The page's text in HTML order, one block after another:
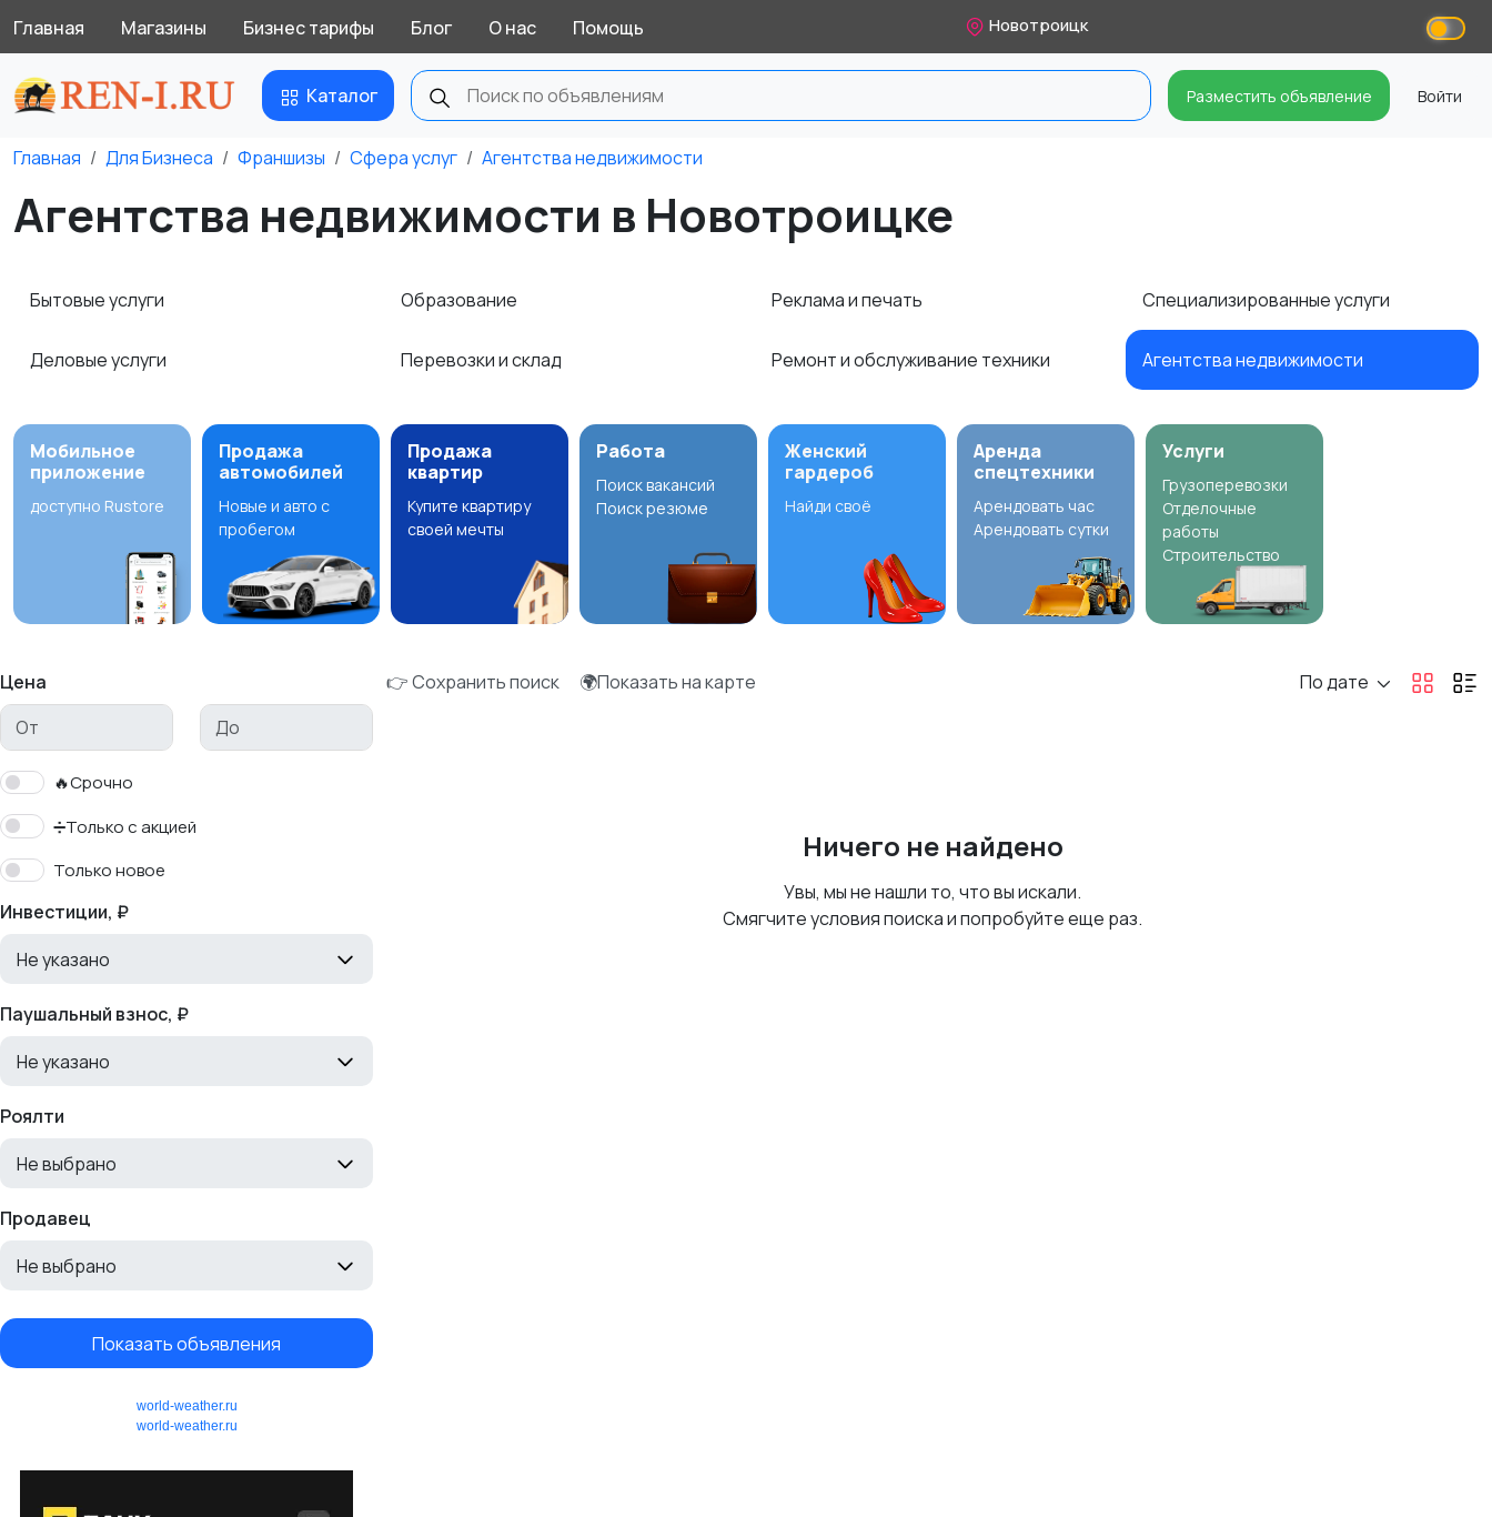
Главная Магазины Бизнес тарифы Блог О нас Помощь Новотроицк
Каталог Разместить объявление Войти
Главная Для Бизнеса Франшизы Сфера услуг Агентства недвижимости
Агентства недвижимости в Новотроицке
Бытовые услуги
Деловые услуги
Образование
Перевозки и склад
Реклама и печать
Ремонт и обслуживание техники
Специализированные услуги
Агентства недвижимости
Мобильное
приложение
доступно Rustore
Продажа
автомобилей
Новые и авто с
пробегом
Продажа
квартир
Купите квартиру
своей мечты
Работа
Поиск вакансий
Поиск резюме
Женский
гардероб
Найди своё
Аренда
спецтехники
Арендовать час
Арендовать сутки
Услуги
Грузоперевозки
Отделочные
работы
Строительство
Цена
🔥Срочно
➗Только с акцией
Только новое
Инвестиции, ₽
Не указано
Паушальный взнос, ₽
Не указано
Роялти
Не выбрано
Продавец
Не выбрано
Показать объявления
world-weather.ru
world-weather.ru
👉 Сохранить поиск 🌍Показать на карте По дате
Ничего не найдено
Увы, мы не нашли то, что вы искали.
Смягчите условия поиска и попробуйте еще раз.